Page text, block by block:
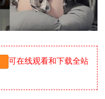
可在线观看和下载全站